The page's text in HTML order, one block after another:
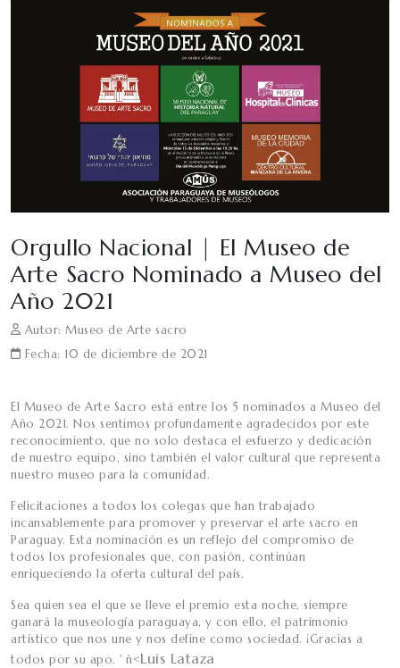
Orgullo Nacional | El Museo de
Arte Sacro Nominado a Museo del
Año 2021
Autor: Museo de Arte sacro
Fecha: 10 de diciembre de 2021
El Museo de Arte Sacro está entre los 5 nominados a Museo del
Año 2021. Nos sentimos profundamente agradecidos por este
reconocimiento, que no solo destaca el esfuerzo y dedicación
de nuestro equipo, sino también el valor cultural que representa
nuestro museo para la comunidad.
Felicitaciones a todos los colegas que han trabajado
incansablemente para promover y preservar el arte sacro en
Paraguay. Esta nominación es un reflejo del compromiso de
todos los profesionales que, con pasión, continúan
enriqueciendo la oferta cultural del país.
Sea quien sea el que se lleve el premio esta noche, siempre
ganará la museología paraguaya, y con ello, el patrimonio
artístico que nos une y nos define como sociedad. ¡Gracias a
todos por su apo. ' ñ<Luis Lataza